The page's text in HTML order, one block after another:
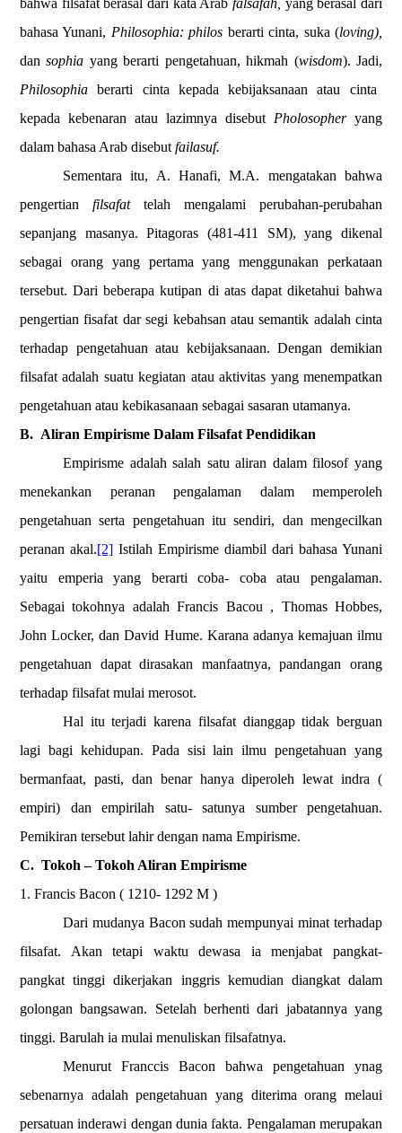
bahwa filsafat berasal dari kata Arab falsafah, yang berasal dari
bahasa Yunani, Philosophia: philos berarti cinta, suka (loving),
dansophia yang berarti pengetahuan, hikmah (wisdom). Jadi,
Philosophia berarti cinta kepada kebijaksanaan atau cinta
kepada kebenaran atau lazimnya disebut Pholosopher yang
dalam bahasa Arab disebut failasuf.
Sementara itu, A. Hanafi, M.A. mengatakan bahwa
pengertian filsafat telah mengalami perubahan-perubahan
sepanjang masanya. Pitagoras (481-411 SM), yang dikenal
sebagai orang yang pertama yang menggunakan perkataan
tersebut. Dari beberapa kutipan di atas dapat diketahui bahwa
pengertian fisafat dar segi kebahsan atau semantik adalah cinta
terhadap pengetahuan atau kebijaksanaan. Dengan demikian
filsafat adalah suatu kegiatan atau aktivitas yang menempatkan
pengetahuan atau kebikasanaan sebagai sasaran utamanya.
B. Aliran Empirisme Dalam Filsafat Pendidikan
Empirisme adalah salah satu aliran dalam filosof yang
menekankan peranan pengalaman dalam memperoleh
pengetahuan serta pengetahuan itu sendiri, dan mengecilkan
peranan akal.[2] Istilah Empirisme diambil dari bahasa Yunani
yaitu emperia yang berarti coba- coba atau pengalaman.
Sebagai tokohnya adalah Francis Bacou , Thomas Hobbes,
John Locker, dan David Hume. Karana adanya kemajuan ilmu
pengetahuan dapat dirasakan manfaatnya, pandangan orang
terhadap filsafat mulai merosot.
Hal itu terjadi karena filsafat dianggap tidak berguan
lagi bagi kehidupan. Pada sisi lain ilmu pengetahuan yang
bermanfaat, pasti, dan benar hanya diperoleh lewat indra (
empiri) dan empirilah satu- satunya sumber pengetahuan.
Pemikiran tersebut lahir dengan nama Empirisme.
C. Tokoh – Tokoh Aliran Empirisme
1. Francis Bacon ( 1210- 1292 M )
Dari mudanya Bacon sudah mempunyai minat terhadap
filsafat. Akan tetapi waktu dewasa ia menjabat pangkat-
pangkat tinggi dikerjakan inggris kemudian diangkat dalam
golongan bangsawan. Setelah berhenti dari jabatannya yang
tinggi. Barulah ia mulai menuliskan filsafatnya.
Menurut Franccis Bacon bahwa pengetahuan ynag
sebenarnya adalah pengetahuan yang diterima orang melaui
persatuan inderawi dengan dunia fakta. Pengalaman merupakan